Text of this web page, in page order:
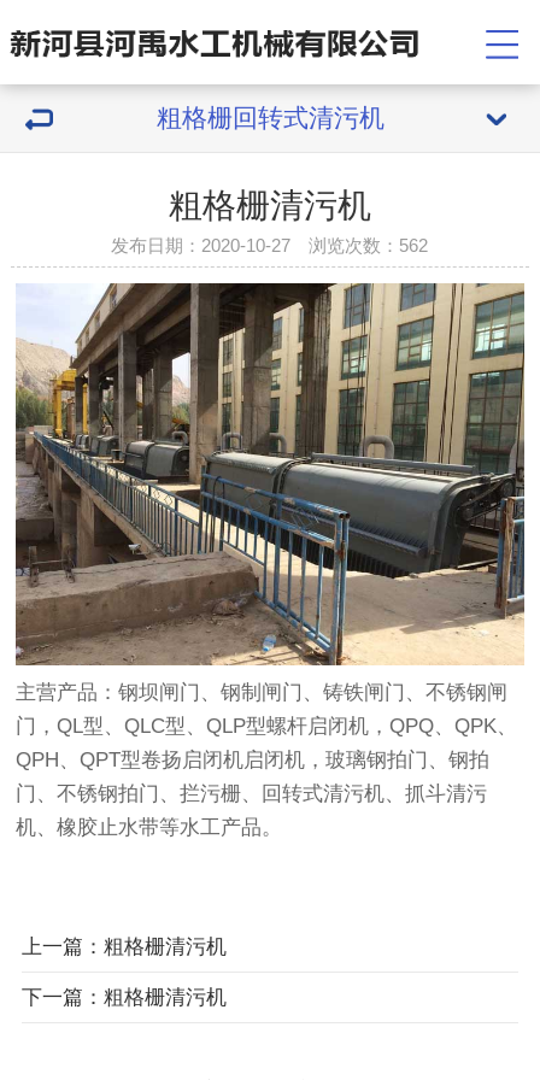
粗格栅回转式清污机
粗格栅清污机
发布日期：2020-10-27 浏览次数： 562
主营产品：钢坝闸门、钢制闸门、铸铁闸门、不锈钢闸
门，QL型、QLC型、QLP型螺杆启闭机，QPQ、QPK、
QPH、QPT型卷扬启闭机启闭机，玻璃钢拍门、钢拍
门、不锈钢拍门、拦污栅、回转式清污机、抓斗清污
机、橡胶止水带等水工产品。
上一篇：粗格栅清污机
下一篇：粗格栅清污机